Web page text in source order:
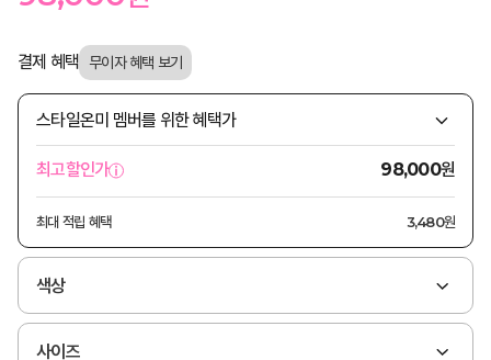
결제 혜택
스타일온미 멤버를 위한 혜택가
최고할인가 98,000원
최대 적립 혜택 3,480원
색상
사이즈